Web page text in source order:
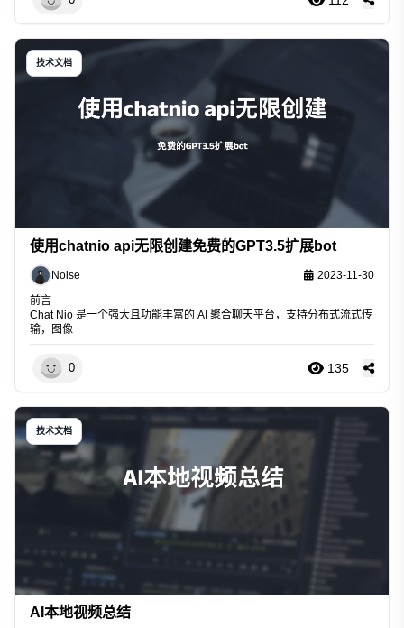
技术文档
使用chatnio api无限创建免费的GPT3.5扩展bot
Noise
2023-11-30
前言
Chat Nio 是一个强大且功能丰富的 AI 聚合聊天平台，支持分布式流式传
输，图像
0 135
技术文档
AI本地视频总结